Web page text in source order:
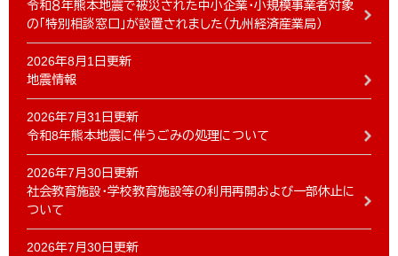
令和８年熊本地震で被災された中小企業・小規模事業者対象
の「特別相談窓口」が設置されました（九州経済産業局）
2026年8月1日更新
地震情報
2026年7月31日更新
令和8年熊本地震に伴うごみの処理について
2026年7月30日更新
社会教育施設・学校教育施設等の利用再開および一部休止に
ついて
2026年7月30日更新